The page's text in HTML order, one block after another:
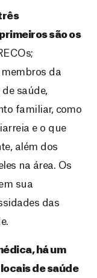
são os
membros da
saúde,
familiar, como
e o que
além dos
na área. Os
sua
das
há um
de saúde